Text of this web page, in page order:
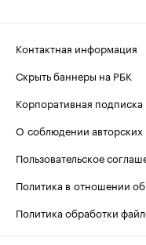
Контактная информация
Скрыть баннеры на РБК
Корпоративная подписка
О соблюдении авторских
Пользовательское
Политика в отношении
Политика обработки